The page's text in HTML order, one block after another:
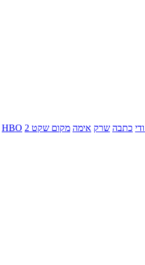
כתבה שרק אימה מקום שקט 2 HBO